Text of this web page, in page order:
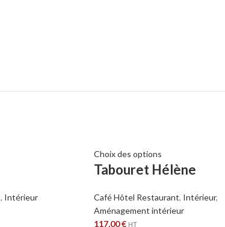
, Intérieur
Choix des options
Tabouret Hélène
Café Hôtel Restaurant, Intérieur,
Aménagement intérieur
117,00€ HT